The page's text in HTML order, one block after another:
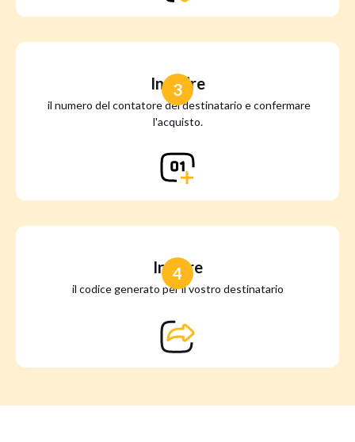
Inserire
il numero del contatore del destinatario e confermare
l'acquisto.
3
Inviare
il codice generato per il vostro destinatario
4